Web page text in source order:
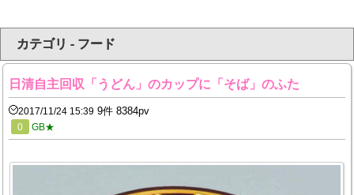
カテゴリ - フード
日清自主回収「うどん」のカップに「そば」のふた
2017/11/24 15:39 9件 8384pv
0 GB★